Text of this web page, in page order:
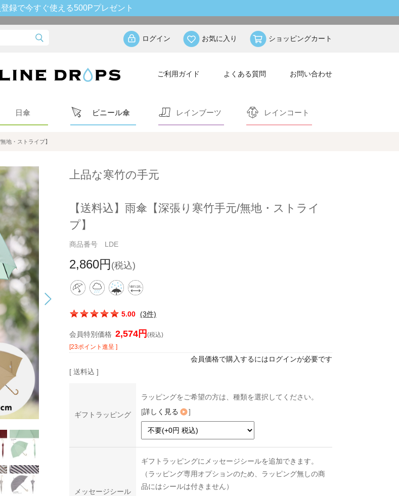
録で今すぐ使える500Pプレゼント
ログイン お気に入り ショッピングカート
ご利用ガイド よくある質問 お問い合わせ
日傘 ビニール傘 レインブーツ レインコート
地・ストライプ】
上品な寒竹の手元
【送料込】雨傘【深張り寒竹手元/無地・ストライ
プ】
商品番号 LDE
2,860円 (税込)
の商品の平均評価： 5.00 (3件)
会員特別価格 2,574円 (税込)
[23ポイント進呈 ]
会員価格で購入するにはログインが必要です
[ 送料込 ]
ギフトラッピング
ラッピングをご希望の方は、種類を選択してください。
[詳しく見る ]
メッセージシール
ギフトラッピングにメッセージシールを追加できます。
（ラッピング専用オプションのため、ラッピング無しの商
品にはシールは付きません）